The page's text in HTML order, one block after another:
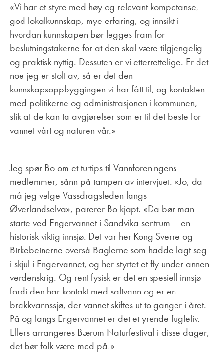
«Vi har et styre med høy og relevant kompetanse,
god lokalkunnskap, mye erfaring, og innsikt i
hvordan kunnskapen bør legges fram for
beslutningstakerne for at den skal være tilgjengelig
og praktisk nyttig. Dessuten er vi etterrettelige. Er det
noe jeg er stolt av, så er det den
kunnskapsoppbyggingen vi har fått til, og kontakten
med politikerne og administrasjonen i kommunen,
slik at de kan ta avgjørelser som er til det beste for
vannet vårt og naturen vår.»
Jeg spør Bo om et turtips til Vannforeningens
medlemmer, sånn på tampen av intervjuet. «Jo, da
må jeg velge Vassdragsleden langs
Øverlandselva», parerer Bo kjapt. «Da bør man
starte ved Engervannet i Sandvika sentrum – en
historisk viktig innsjø. Det var her Kong Sverre og
Birkebeinerne overså Baglerne som hadde lagt seg
i skjul i Engervannet, og her styrtet et fly under annen
verdenskrig. Og rent fysisk er det en spesiell innsjø
fordi den har kontakt med saltvann og er en
brakkvannssjø, der vannet skiftes ut to ganger i året.
På og langs Engervannet er det et yrende fugleliv.
Ellers arrangeres Bærum Naturfestival i disse dager,
det bør folk være med på!»